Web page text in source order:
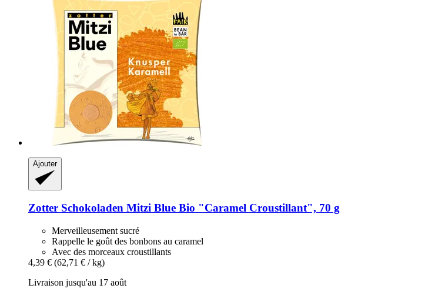
Ajouter
Zotter Schokoladen Mitzi Blue Bio "Caramel Croustillant", 70 g
Merveilleusement sucré
Rappelle le goût des bonbons au caramel
Avec des morceaux croustillants
4,39 € (62,71 € / kg)
Livraison jusqu'au 17 août